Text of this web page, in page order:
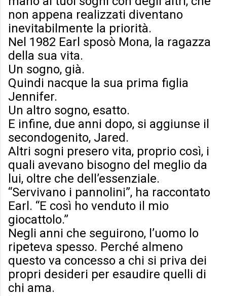
non appena realizzati diventano
inevitabilmente la priorità.
Nel 1982 Earl sposò Mona, la ragazza
della sua vita.
Un sogno, già.
Quindi nacque la sua prima figlia
Jennifer.
Un altro sogno, esatto.
E infine, due anni dopo, si aggiunse il
secondogenito, Jared.
Altri sogni presero vita, proprio così, i
quali avevano bisogno del meglio da
lui, oltre che dell’essenziale.
“Servivano i pannolini”, ha raccontato
Earl. “E così ho venduto il mio
giocattolo.”
Negli anni che seguirono, l’uomo lo
ripeteva spesso. Perché almeno
questo va concesso a chi si priva dei
propri desideri per esaudire quelli di
chi ama.